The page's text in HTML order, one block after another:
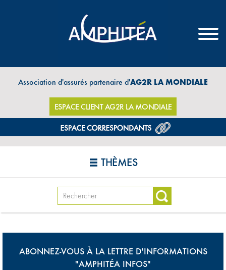
Association d'assurés partenaire d'AG2R LA MONDIALE
ESPACE CLIENT AG2R LA MONDIALE
THÈMES
ABONNEZ-VOUS À LA LETTRE D'INFORMATIONS
"AMPHITÉA INFOS"